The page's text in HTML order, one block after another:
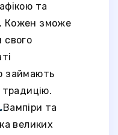
та
Кожен зможе
свого
займають
традицію.
Вампіри та
великих